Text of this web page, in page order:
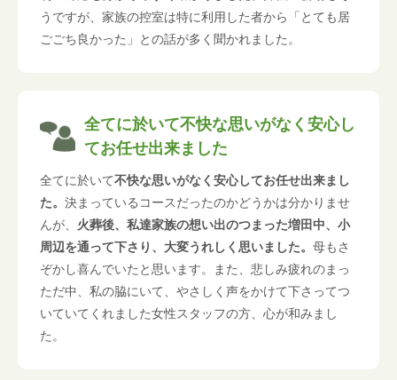
うですが、家族の控室は特に利用した者から「とても居
ごごち良かった」との話が多く聞かれました。
全てに於いて不快な思いがなく安心し
てお任せ出来ました
全てに於いて不快な思いがなく安心してお任せ出来まし
た。 決まっているコースだったのかどうかは分かりませ
んが、 火葬後、私達家族の想い出のつまった増田中、小
周辺を通って下さり、大変うれしく思いました。 母もさ
ぞかし喜んでいたと思います。また、悲しみ疲れのまっ
ただ中、私の脇にいて、やさしく声をかけて下さってつ
いていてくれました女性スタッフの方、心が和みまし
た。